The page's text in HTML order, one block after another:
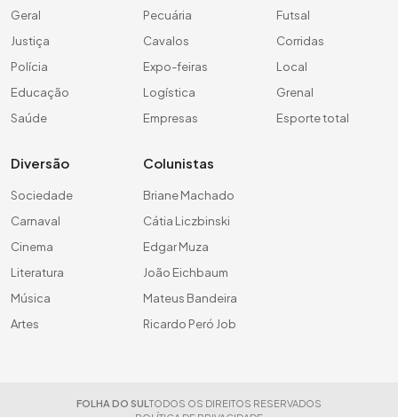
Geral
Justiça
Polícia
Educação
Saúde
Pecuária
Cavalos
Expo-feiras
Logística
Empresas
Futsal
Corridas
Local
Grenal
Esporte total
Diversão
Sociedade
Carnaval
Cinema
Literatura
Música
Artes
Colunistas
Briane Machado
Cátia Liczbinski
Edgar Muza
João Eichbaum
Mateus Bandeira
Ricardo Peró Job
FOLHA DO SUL TODOS OS DIREITOS RESERVADOS